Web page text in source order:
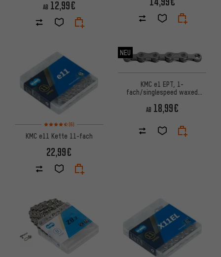
AB 12,99€
Bewertungen: 4,5 von 5 basierend auf 6 Bewertungen
(6)
KMC e11 Kette 11-fach
22,99€
NEU
KMC e1 EPT, 1-
fach/singlespeed waxed
AB 18,99€